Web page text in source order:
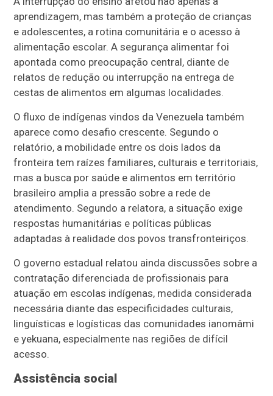
aprendizagem, mas também a proteção de crianças
e adolescentes, a rotina comunitária e o acesso à
alimentação escolar. A segurança alimentar foi
apontada como preocupação central, diante de
relatos de redução ou interrupção na entrega de
cestas de alimentos em algumas localidades.
O fluxo de indígenas vindos da Venezuela também
aparece como desafio crescente. Segundo o
relatório, a mobilidade entre os dois lados da
fronteira tem raízes familiares, culturais e territoriais,
mas a busca por saúde e alimentos em território
brasileiro amplia a pressão sobre a rede de
atendimento. Segundo a relatora, a situação exige
respostas humanitárias e políticas públicas
adaptadas à realidade dos povos transfronteiriços.
O governo estadual relatou ainda discussões sobre a
contratação diferenciada de profissionais para
atuação em escolas indígenas, medida considerada
necessária diante das especificidades culturais,
linguísticas e logísticas das comunidades ianomâmi
e yekuana, especialmente nas regiões de difícil
acesso.
Assistência social